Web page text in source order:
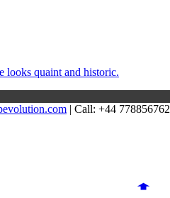
| Call: +44